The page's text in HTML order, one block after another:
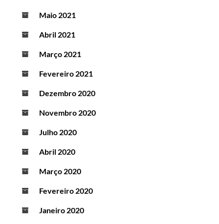
Maio 2021
Abril 2021
Março 2021
Fevereiro 2021
Dezembro 2020
Novembro 2020
Julho 2020
Abril 2020
Março 2020
Fevereiro 2020
Janeiro 2020